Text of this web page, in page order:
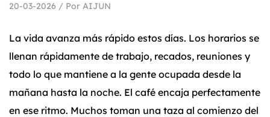
20-03-2026 / Por AIJUN
La vida avanza más rápido estos días. Los horarios se
llenan rápidamente de trabajo, recados, reuniones y
todo lo que mantiene a la gente ocupada desde la
mañana hasta la noche. El café encaja perfectamente
en ese ritmo. Muchos toman una taza al comienzo del